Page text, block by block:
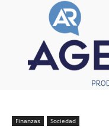
Finanzas Sociedad